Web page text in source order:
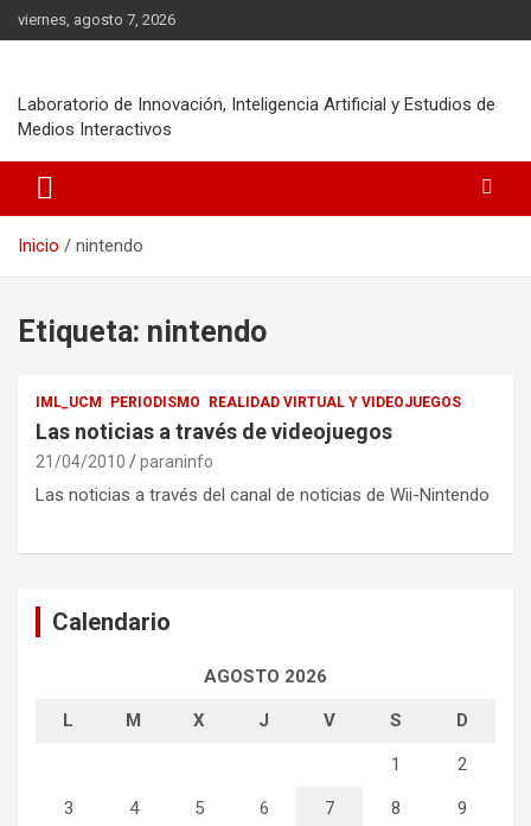
Saltar
al
viernes, agosto 7, 2026
Laboratorio de Innovación, Inteligencia Artificial y Estudios de
Medios Interactivos
Inicio nintendo
Etiqueta: nintendo
IML_UCM PERIODISMO REALIDAD VIRTUAL Y VIDEOJUEGOS
Las noticias a través de videojuegos
21/04/2010 paraninfo
Las noticias a través del canal de noticias de Wii-Nintendo
Calendario
AGOSTO 2026
L M X J V S D
1 2
3 4 5 6 7 8 9